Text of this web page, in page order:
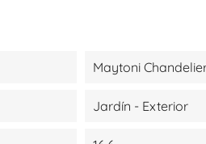
Maytoni
Jardín - Exterior